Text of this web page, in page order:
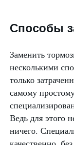
Способы
Заменить
несколькими
только
самому
Ведь для этого
ничего.